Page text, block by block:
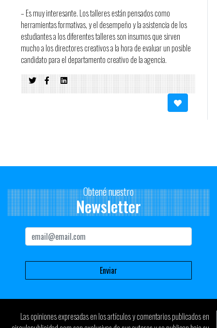
– Es muy interesante. Los talleres están pensados como
herramientas formativas, y el desempeño y la asistencia de los
estudiantes a los diferentes talleres son insumos que sirven
mucho a los directores creativos a la hora de evaluar un posible
candidato para el departamento creativo de la agencia.
– Los ganadores de cada taller tienen un espacio en la semana
siguiente al mismo donde contar sus sensaciones con respecto
al taller, con qué pieza ganaron, sus expectativas y dónde realizan
la carrera. ¿Qué les parece este mayor protagonismo que
Está bueno tener instancias donde debatir, cuestionar y
Yo creo que la experiencia formativa no viene sólo de los
profesionales que damos los talleres. Nosotros somos un insumo,
pero el verdadero trabajo de aprendizaje está en la
profundización que cada uno pueda hacer de esa experiencia.
Para eso es importante estar abierto al cuestionamiento y tener
confianza en el trabajo hecho.
– Para algunos estudiantes esta va a ser su primera oportunidad
de presentarle una idea a un equipo creativo profesional ¿Qué
– La presentación no es sólo una parte del trabajo… muchas
veces ES el trabajo. Creo que es una buena oportunidad para
Obtené nuestro
Newsletter
Las opiniones expresadas en los artículos y comentarios publicados en